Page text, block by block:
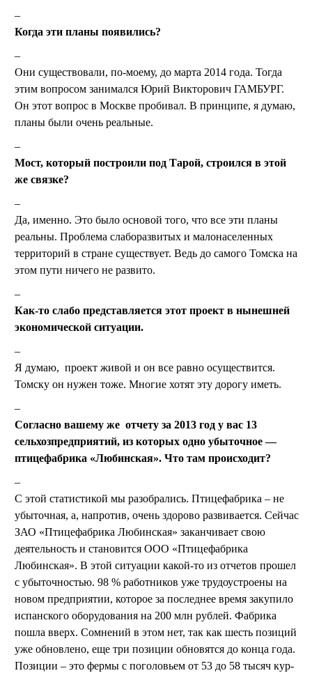
Когда эти планы появились?
Они существовали, по-моему, до марта 2014 года. Тогда
этим вопросом занимался Юрий Викторович ГАМБУРГ.
Он этот вопрос в Москве пробивал. В принципе, я думаю,
планы были очень реальные.
Мост, который построили под Тарой, строился в этой
же связке?
Да, именно. Это было основой того, что все эти планы
реальны. Проблема слаборазвитых и малонаселенных
территорий в стране существует. Ведь до самого Томска на
этом пути ничего не развито.
Как-то слабо представляется этот проект в нынешней
экономической ситуации.
Я думаю, проект живой и он все равно осуществится.
Томску он нужен тоже. Многие хотят эту дорогу иметь.
Согласно вашему же отчету за 2013 год у вас 13
сельхозпредприятий, из которых одно убыточное —
птицефабрика «Любинская». Что там происходит?
С этой статистикой мы разобрались. Птицефабрика – не
убыточная, а, напротив, очень здорово развивается. Сейчас
ЗАО «Птицефабрика Любинская» заканчивает свою
деятельность и становится ООО «Птицефабрика
Любинская». В этой ситуации какой-то из отчетов прошел
с убыточностью. 98 % работников уже трудоустроены на
новом предприятии, которое за последнее время закупило
испанского оборудования на 200 млн рублей. Фабрика
пошла вверх. Сомнений в этом нет, так как шесть позиций
уже обновлено, еще три позиции обновятся до конца года.
Позиции – это фермы с поголовьем от 53 до 58 тысяч кур-